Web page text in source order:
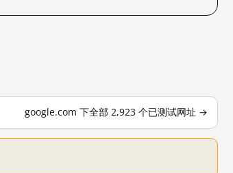
google.com 下全部 2,923 个已测试网址 →